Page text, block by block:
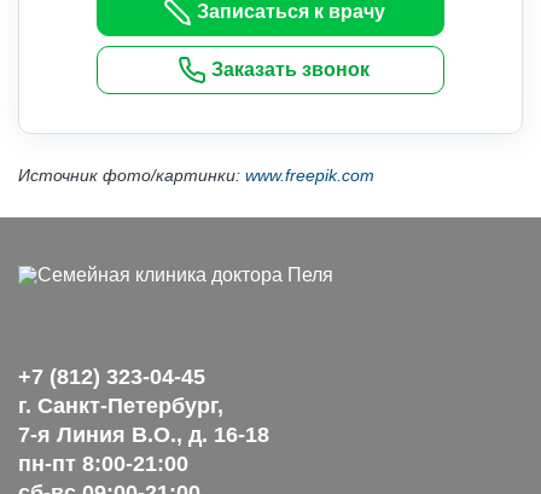
Записаться к врачу
Заказать звонок
Источник фото/картинки: www.freepik.com
+7 (812) 323-04-45
г. Санкт-Петербург,
7-я Линия В.О., д. 16-18
пн-пт 8:00-21:00